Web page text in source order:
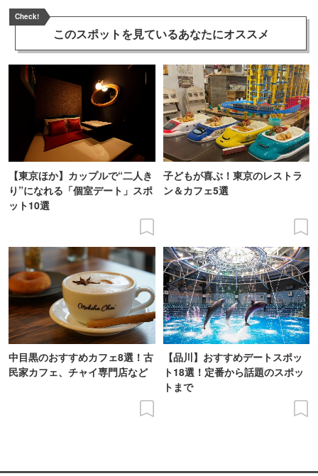
Check!
このスポットを見ているあなたにオススメ
【東京ほか】カップルで“二人き
り”になれる「個室デート」スポ
ット10選
子どもが喜ぶ！東京のレストラ
ン＆カフェ5選
中目黒のおすすめカフェ8選！古
民家カフェ、チャイ専門店など
【品川】おすすめデートスポッ
ト18選！定番から話題のスポッ
トまで